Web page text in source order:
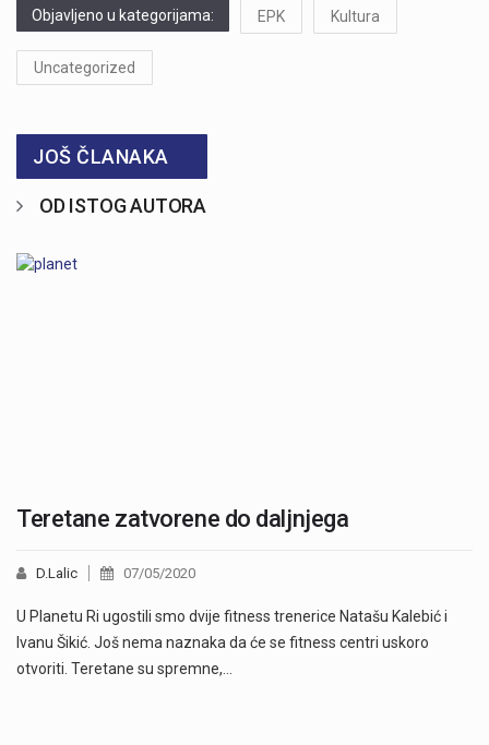
Objavljeno u kategorijama: EPK Kultura
Uncategorized
JOŠ ČLANAKA
OD ISTOG AUTORA
Teretane zatvorene do daljnjega
D.Lalic 07/05/2020
U Planetu Ri ugostili smo dvije fitness trenerice Natašu Kalebić i
Ivanu Šikić. Još nema naznaka da će se fitness centri uskoro
otvoriti. Teretane su spremne,…